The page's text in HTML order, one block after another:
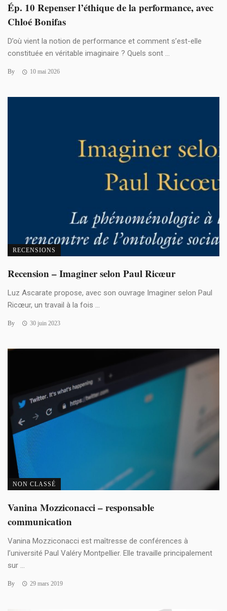
Ép. 10 Repenser l’éthique de la performance, avec
Chloé Bonifas
D’où vient la notion de performance et comment s’est-elle
constituée en véritable imaginaire ? Quels sont ...
By 10 mai 2026
RECENSIONS
Recension – Imaginer selon Paul Ricœur
Luz Ascarate propose, avec son ouvrage Imaginer selon Paul
Ricœur, un travail à la fois ...
By 30 juin 2023
NON CLASSÉ
Vanina Mozziconacci – responsable
communication
Vanina Mozziconacci est maîtresse de conférences à
l’université Paul Valéry Montpellier. Elle travaille principalement
sur ...
By 29 mars 2019